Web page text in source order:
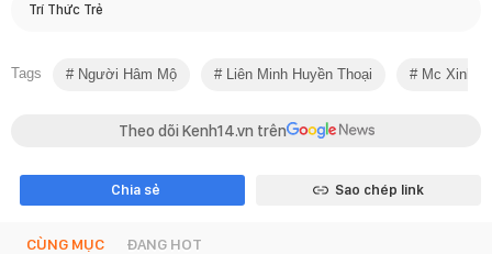
Trí Thức Trẻ
Tags Người Hâm Mộ Liên Minh Huyền Thoại Mc Xinh
Theo dõi Kenh14.vn trên
Chia sẻ Sao chép link
CÙNG MỤC ĐANG HOT